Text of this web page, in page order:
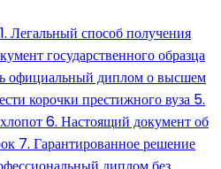
Легальный способ получения
государственного образца
официальный диплом о высшем
корочки престижного вуза 5.
6. Настоящий документ об
7. Гарантированное решение